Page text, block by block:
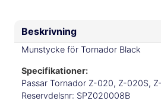
Beskrivning
Munstycke för Tornador Black
Specifikationer:
Passar Tornador Z-020, Z-020S,
Reservdelsnr: SPZ020008B